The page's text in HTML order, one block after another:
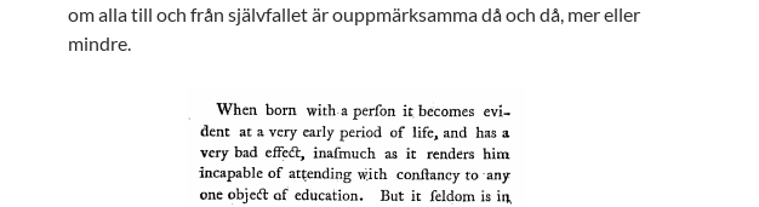
om alla till och från självfallet är ouppmärksamma då och då, mer eller
mindre.